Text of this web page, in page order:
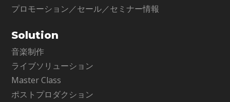
プロモーション／セール／セミナー情報
Solution
音楽制作
ライブソリューション
Master Class
ポストプロダクション